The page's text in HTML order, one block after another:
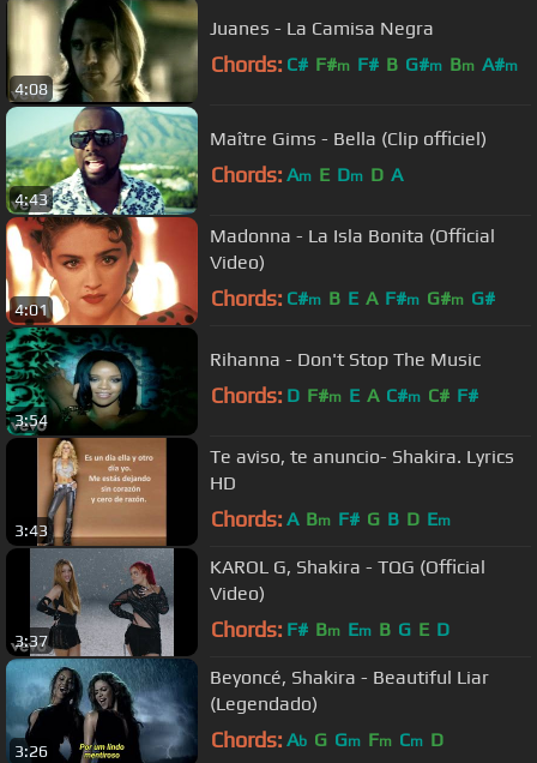
4:08
Juanes - La Camisa Negra
Chords: C# F#m F# B G#m Bm A#m
4:43
Maître Gims - Bella (Clip officiel)
Chords: Am E Dm D A
4:01
Madonna - La Isla Bonita (Official
Video)
Chords: C#m B E A F#m G#m G#
3:54
Rihanna - Don't Stop The Music
Chords: D F#m E A C#m C# F#
3:43
Te aviso, te anuncio- Shakira. Lyrics
HD
Chords: A Bm F# G B D Em
3:37
KAROL G, Shakira - TQG (Official
Video)
Chords: F# Bm Em B G E D
3:26
Beyoncé, Shakira - Beautiful Liar
(Legendado)
Chords: Ab G Gm Fm Cm D